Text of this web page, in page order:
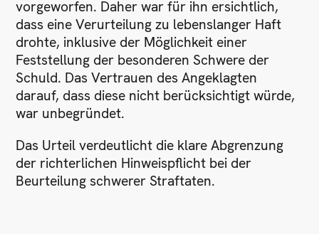
vorgeworfen. Daher war für ihn ersichtlich,
dass eine Verurteilung zu lebenslanger Haft
drohte, inklusive der Möglichkeit einer
Feststellung der besonderen Schwere der
Schuld. Das Vertrauen des Angeklagten
darauf, dass diese nicht berücksichtigt würde,
war unbegründet.
Das Urteil verdeutlicht die klare Abgrenzung
der richterlichen Hinweispflicht bei der
Beurteilung schwerer Straftaten.